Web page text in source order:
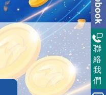
聯
絡
我
們